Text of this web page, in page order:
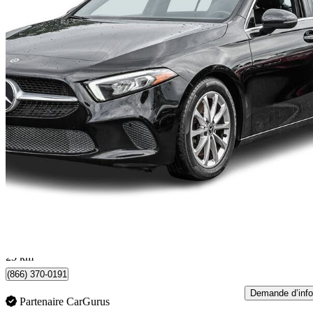
2022 Mercedes-Benz A-Class
A 250 4MATIC Hatchback AWD43 911 km
29 300 $
23 km
(866) 370-0191
Partenaire CarGurus
Demande d’info